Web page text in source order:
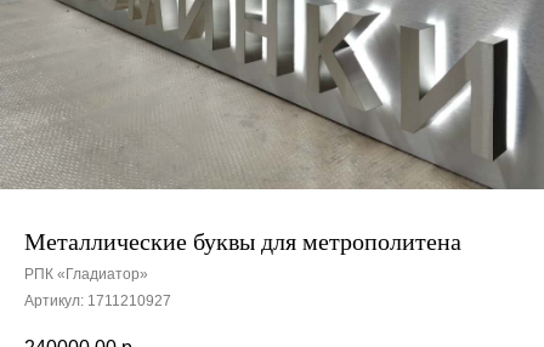
Металлические буквы для метрополитена
РПК «Гладиатор»
Артикул: 1711210927